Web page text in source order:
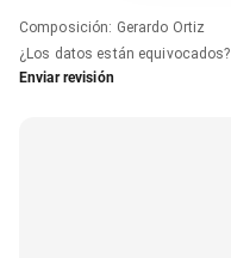
Composición: Gerardo Ortiz
¿Los datos están equivocados?
Enviar revisión